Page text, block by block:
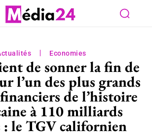
Economies
de sonner la fin de
l’un des plus grands
de l’histoire
à 110 milliards
: le TGV californien